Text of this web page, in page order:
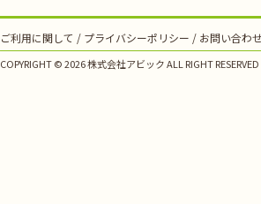
ご利用に関して プライバシーポリシー お問い合わ
COPYRIGHT © 2026 株式会社アビック ALL RIGHT RESERVED